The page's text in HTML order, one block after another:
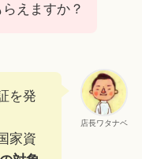
えますか？
店長ワタナベ
を発
家資